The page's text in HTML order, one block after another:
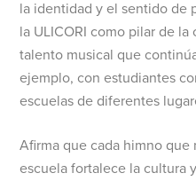
la identidad y el sentido de
la ULICORI como pilar de
talento musical que
ejemplo, con estudiantes
escuelas de diferentes
Afirma que cada himno que
escuela fortalece la cultura